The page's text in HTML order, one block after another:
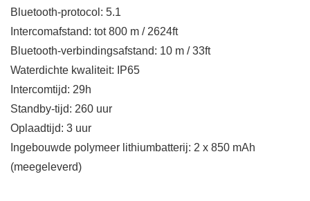
Bluetooth-protocol: 5.1
Intercomafstand: tot 800 m / 2624ft
Bluetooth-verbindingsafstand: 10 m / 33ft
Waterdichte kwaliteit: IP65
Intercomtijd: 29h
Standby-tijd: 260 uur
Oplaadtijd: 3 uur
Ingebouwde polymeer lithiumbatterij: 2 x 850 mAh
(meegeleverd)